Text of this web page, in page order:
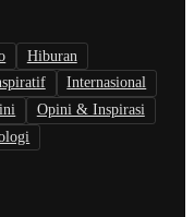
Hiburan
Internasional
Opini & Inspirasi